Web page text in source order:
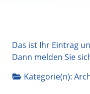
Das ist Ihr Eintrag
Dann melden Sie
Kategorie(n):